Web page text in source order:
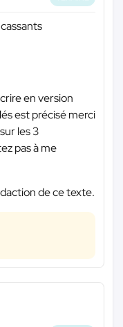
en version
est précisé merci
les 3
pas à me
de ce texte.